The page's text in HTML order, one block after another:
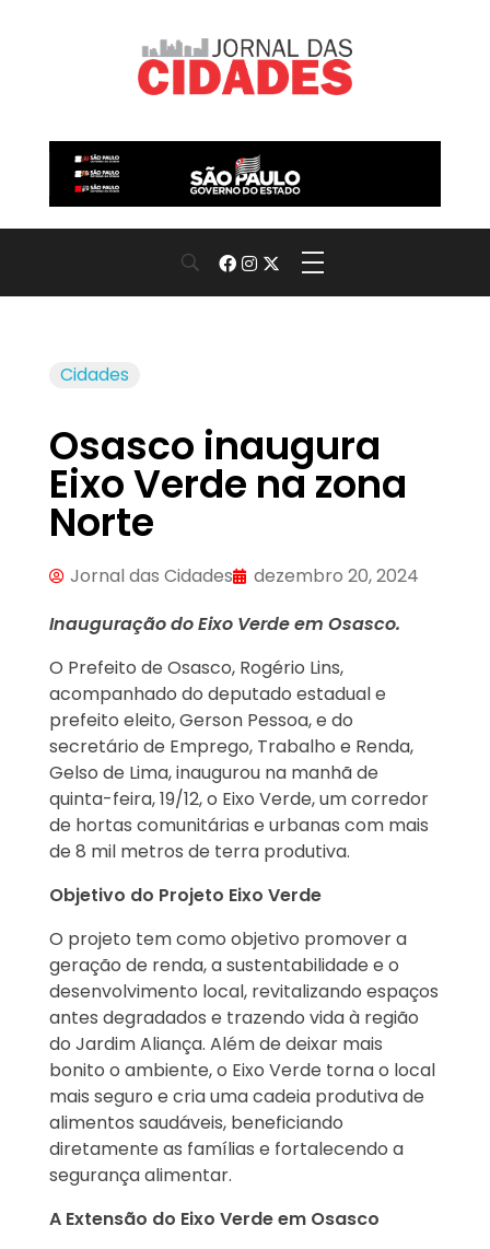
Cidades
Osasco inaugura
Eixo Verde na zona
Norte
Jornal das Cidades
dezembro 20, 2024
Inauguração do Eixo Verde em Osasco.
O Prefeito de Osasco, Rogério Lins,
acompanhado do deputado estadual e
prefeito eleito, Gerson Pessoa, e do
secretário de Emprego, Trabalho e Renda,
Gelso de Lima, inaugurou na manhã de
quinta-feira, 19/12, o Eixo Verde, um corredor
de hortas comunitárias e urbanas com mais
de 8 mil metros de terra produtiva.
Objetivo do Projeto Eixo Verde
O projeto tem como objetivo promover a
geração de renda, a sustentabilidade e o
desenvolvimento local, revitalizando espaços
antes degradados e trazendo vida à região
do Jardim Aliança. Além de deixar mais
bonito o ambiente, o Eixo Verde torna o local
mais seguro e cria uma cadeia produtiva de
alimentos saudáveis, beneficiando
diretamente as famílias e fortalecendo a
segurança alimentar.
A Extensão do Eixo Verde em Osasco